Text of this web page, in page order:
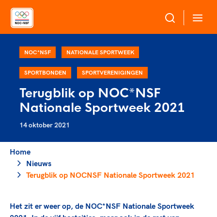
Over NOC*NSF
Leden
Algemene Vergadering
Raad van Toezicht en Bestuur
Onze partners
Sportdeelname
Bonden en professionals in de sport
Clubbestuurders
Coördinatoren en opleiders
Trainer-coaches
Topsport
Voor talentvolle sporters
Atletencommissie
Voor bonden
Pers
NOC*NSF NATIONALE SPORTWEEK
SPORTBONDEN SPORTVERENIGINGEN
Terugblik op NOC*NSF
Nationale Sportweek 2021
14 oktober 2021
Home
Nieuws
Terugblik op NOCNSF Nationale Sportweek 2021
Het zit er weer op, de NOC*NSF Nationale Sportweek